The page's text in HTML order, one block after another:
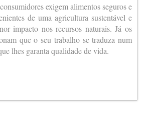
exigem alimentos seguros e
de uma agricultura sustentável e
impacto nos recursos naturais. Já os
que o seu trabalho se traduza num
lhes garanta qualidade de vida.